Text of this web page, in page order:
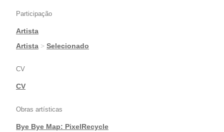
Participação
Artista
|Artista > Selecionado
CV
CV
Obras artísticas
Bye Bye Map: PixelRecycle